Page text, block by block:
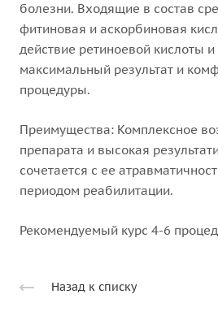
болезни. Входящие в состав
фитиновая и аскорбиновая
действие ретиноевой кислоты
максимальный результат и
процедуры.
Преимущества: Комплексное
препарата и высокая
сочетается с ее
периодом реабилитации.
Рекомендуемый курс 4-6
Назад к списку